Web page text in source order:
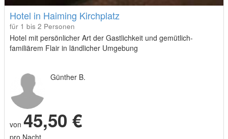
Hotel in Haiming Kirchplatz
für 1 bis 2 Personen
Hotel mit persönlicher Art der Gastlichkeit und gemütlich-
familiärem Flair in ländlicher Umgebung
Günther B.
von 45,50 €
pro Nacht